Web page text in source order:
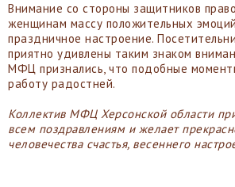
Внимание со стороны защитников
женщинам массу положительных
праздничное настроение.
приятно удивлены таким знаком
МФЦ признались, что подобные
работу радостней.
Коллектив МФЦ Херсонской области
всем поздравлениям и желает
человечества счастья, весеннего